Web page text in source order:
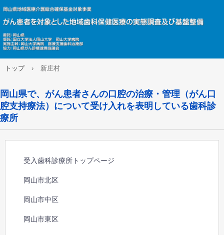
トップ › 新庄村
岡山県で、がん患者さんの口腔の治療・管理（がん口
腔支持療法）について受け入れを表明している歯科診
療所
受入歯科診療所トップページ
岡山市北区
岡山市中区
岡山市東区